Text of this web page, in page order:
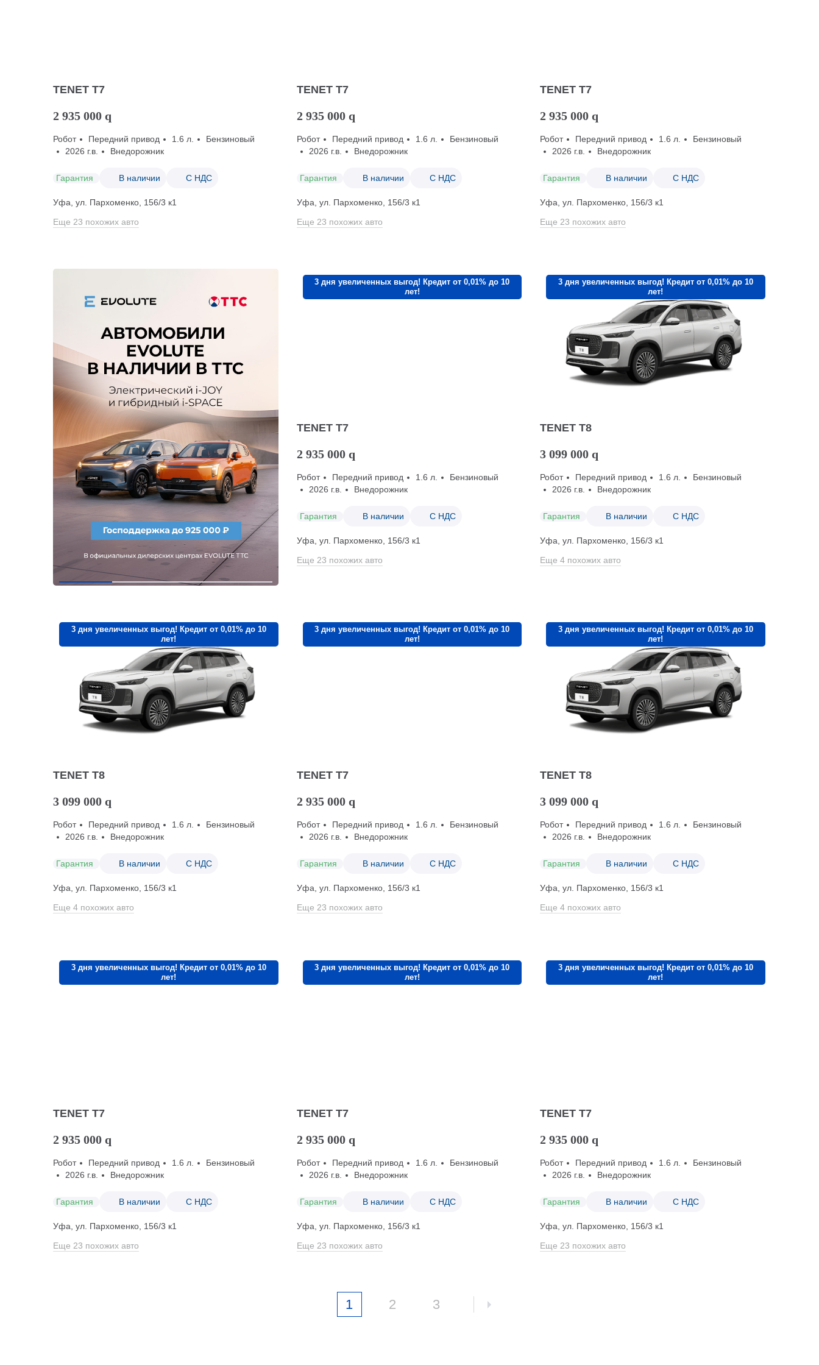
TENET T7
2 935 000 q
Робот Передний привод 1.6 л.
Бензиновый
2026 г.в.
Внедорожник
Гарантия В наличии С НДС
Уфа, ул. Пархоменко, 156/3 к1
Еще 23 похожих авто
TENET T7
2 935 000 q
Робот Передний привод 1.6 л.
Бензиновый
2026 г.в.
Внедорожник
Гарантия В наличии С НДС
Уфа, ул. Пархоменко, 156/3 к1
Еще 23 похожих авто
TENET T7
2 935 000 q
Робот Передний привод 1.6 л.
Бензиновый
2026 г.в.
Внедорожник
Гарантия В наличии С НДС
Уфа, ул. Пархоменко, 156/3 к1
Еще 23 похожих авто
3 дня увеличенных выгод! Кредит от 0,01% до 10
лет!
TENET T7
2 935 000 q
Робот Передний привод 1.6 л.
Бензиновый
2026 г.в.
Внедорожник
Гарантия В наличии С НДС
Уфа, ул. Пархоменко, 156/3 к1
Еще 23 похожих авто
3 дня увеличенных выгод! Кредит от 0,01% до 10
лет!
TENET T8
3 099 000 q
Робот Передний привод 1.6 л.
Бензиновый
2026 г.в.
Внедорожник
Гарантия В наличии С НДС
Уфа, ул. Пархоменко, 156/3 к1
Еще 4 похожих авто
3 дня увеличенных выгод! Кредит от 0,01% до 10
лет!
TENET T8
3 099 000 q
Робот Передний привод 1.6 л.
Бензиновый
2026 г.в.
Внедорожник
Гарантия В наличии С НДС
Уфа, ул. Пархоменко, 156/3 к1
Еще 4 похожих авто
3 дня увеличенных выгод! Кредит от 0,01% до 10
лет!
TENET T7
2 935 000 q
Робот Передний привод 1.6 л.
Бензиновый
2026 г.в.
Внедорожник
Гарантия В наличии С НДС
Уфа, ул. Пархоменко, 156/3 к1
Еще 23 похожих авто
3 дня увеличенных выгод! Кредит от 0,01% до 10
лет!
TENET T8
3 099 000 q
Робот Передний привод 1.6 л.
Бензиновый
2026 г.в.
Внедорожник
Гарантия В наличии С НДС
Уфа, ул. Пархоменко, 156/3 к1
Еще 4 похожих авто
3 дня увеличенных выгод! Кредит от 0,01% до 10
лет!
TENET T7
2 935 000 q
Робот Передний привод 1.6 л.
Бензиновый
2026 г.в.
Внедорожник
Гарантия В наличии С НДС
Уфа, ул. Пархоменко, 156/3 к1
Еще 23 похожих авто
3 дня увеличенных выгод! Кредит от 0,01% до 10
лет!
TENET T7
2 935 000 q
Робот Передний привод 1.6 л.
Бензиновый
2026 г.в.
Внедорожник
Гарантия В наличии С НДС
Уфа, ул. Пархоменко, 156/3 к1
Еще 23 похожих авто
3 дня увеличенных выгод! Кредит от 0,01% до 10
лет!
TENET T7
2 935 000 q
Робот Передний привод 1.6 л.
Бензиновый
2026 г.в.
Внедорожник
Гарантия В наличии С НДС
Уфа, ул. Пархоменко, 156/3 к1
Еще 23 похожих авто
1 2 3